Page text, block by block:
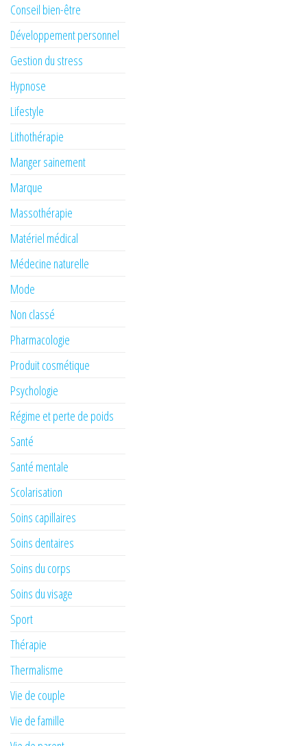
Conseil bien-être
Développement personnel
Gestion du stress
Hypnose
Lifestyle
Lithothérapie
Manger sainement
Marque
Massothérapie
Matériel médical
Médecine naturelle
Mode
Non classé
Pharmacologie
Produit cosmétique
Psychologie
Régime et perte de poids
Santé
Santé mentale
Scolarisation
Soins capillaires
Soins dentaires
Soins du corps
Soins du visage
Sport
Thérapie
Thermalisme
Vie de couple
Vie de famille